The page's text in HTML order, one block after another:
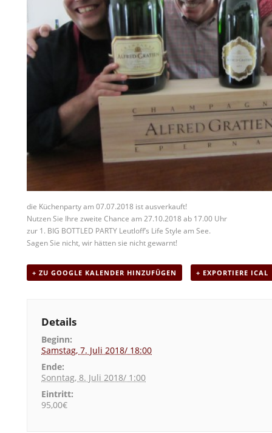
die Küchenparty am 07.07.2018 ist ausverkauft!
Nutzen Sie Ihre zweite Chance am 27.10.2018 ab 17.00 Uhr
zur 1. BIG BOTTLED PARTY Leutloff’s Life Style am See.
Sagen Sie nicht, wir hätten sie nicht gewarnt!
+ ZU GOOGLE KALENDER HINZUFÜGEN + EXPORTIERE ICAL
Details
Beginn:
Samstag, 7. Juli 2018/ 18:00
Ende:
Sonntag, 8. Juli 2018/ 1:00
Eintritt:
95,00€